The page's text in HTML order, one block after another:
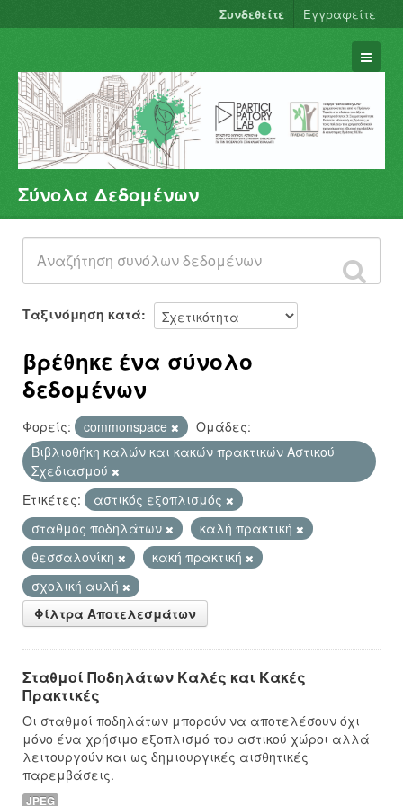
Συνδεθείτε Εγγραφείτε
Σύνολα Δεδομένων
Φορείς
Ομάδες
Σχετικά
Σύνολα Δεδομένων
Ταξινόμηση κατά
βρέθηκε ένα σύνολο
δεδομένων
Φορείς: commonspace
Ομάδες:
Βιβλιοθήκη καλών και κακών πρακτικών Αστικού
Σχεδιασμού
Ετικέτες:
αστικός εξοπλισμός
σταθμός ποδηλάτων
καλή πρακτική
θεσσαλονίκη
κακή πρακτική
σχολική αυλή
Φίλτρα Αποτελεσμάτων
Σταθμοί Ποδηλάτων Καλές και Κακές
Πρακτικές
Οι σταθμοί ποδηλάτων μπορούν να αποτελέσουν όχι
μόνο ένα χρήσιμο εξοπλισμό του αστικού χώροι αλλά
λειτουργούν και ως δημιουργικές αισθητικές
παρεμβάσεις.
JPEG